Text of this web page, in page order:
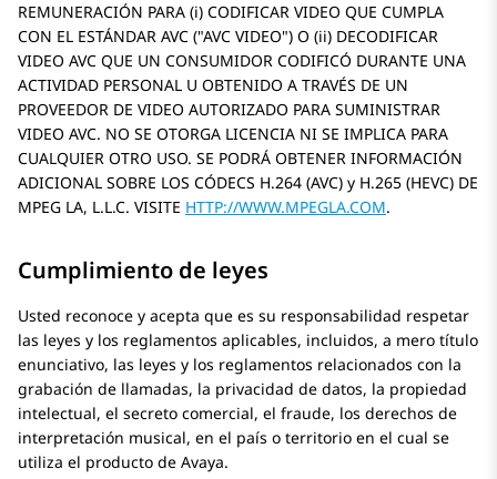
REMUNERACIÓN PARA (i) CODIFICAR VIDEO QUE CUMPLA
CON EL ESTÁNDAR AVC ( AVC VIDEO ) O (ii) DECODIFICAR
VIDEO AVC QUE UN CONSUMIDOR CODIFICÓ DURANTE UNA
ACTIVIDAD PERSONAL U OBTENIDO A TRAVÉS DE UN
PROVEEDOR DE VIDEO AUTORIZADO PARA SUMINISTRAR
VIDEO AVC. NO SE OTORGA LICENCIA NI SE IMPLICA PARA
CUALQUIER OTRO USO. SE PODRÁ OBTENER INFORMACIÓN
ADICIONAL SOBRE LOS CÓDECS H.264 (AVC) y H.265 (HEVC) DE
MPEG LA, L.L.C. VISITE HTTP://WWW.MPEGLA.COM.
Cumplimiento de leyes
Usted reconoce y acepta que es su responsabilidad respetar
las leyes y los reglamentos aplicables, incluidos, a mero título
enunciativo, las leyes y los reglamentos relacionados con la
grabación de llamadas, la privacidad de datos, la propiedad
intelectual, el secreto comercial, el fraude, los derechos de
interpretación musical, en el país o territorio en el cual se
utiliza el producto de Avaya.